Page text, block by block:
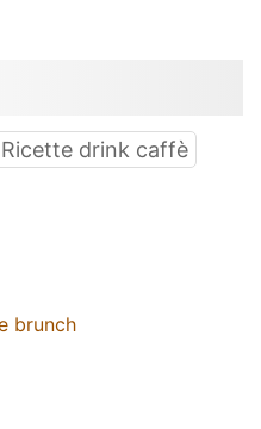
Ricette drink caffè
brunch